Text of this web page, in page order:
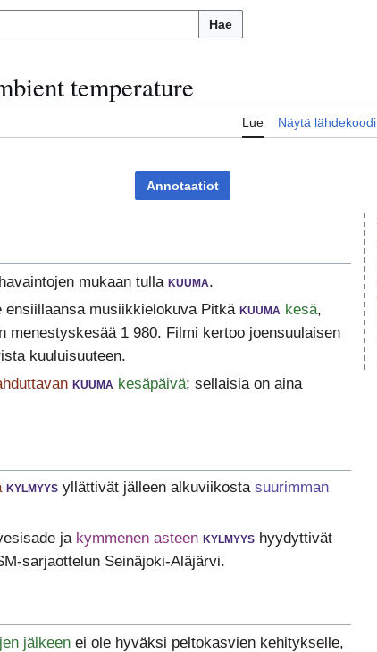
Hae
temperature
Lue Näytä lähdekoodi
Annotaatiot
mukaan tulla kuuma.
ensiillaansa musiikkielokuva Pitkä kuuma kesä,
menestyskesää 1 980. Filmi kertoo joensuulaisen
kuuluisuuteen.
kuuma kesäpäivä; sellaisia on aina
kylmyysyllättivät jälleen alkuviikosta suurimman
ja kymmenen asteen kylmyyshyydyttivät
sarjaottelun Seinäjoki-Aläjärvi.
jälkeenei ole hyväksi peltokasvien kehitykselle,